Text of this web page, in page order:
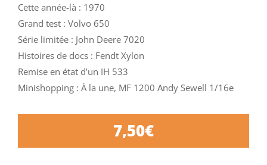
Cette année-là : 1970
Grand test : Volvo 650
Série limitée : John Deere 7020
Histoires de docs : Fendt Xylon
Remise en état d’un IH 533
Minishopping : À la une, MF 1200 Andy Sewell 1/16e
7,50€